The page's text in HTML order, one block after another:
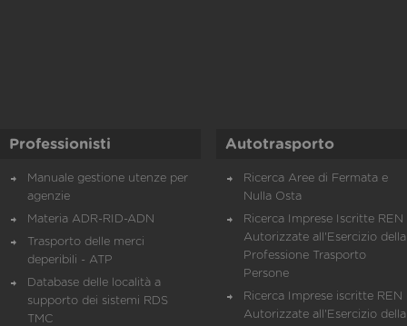
Professionisti
Manuale gestione utenze per
agenzie
Materia ADR-RID-ADN
Trasporto delle merci
deperibili - ATP
Database delle località a
supporto dei sistemi RDS
TMC
Autotrasporto
Ricerca Aree di Fermata e
Nulla Osta
Ricerca Imprese Iscritte REN
Autorizzate all'Esercizio della
Professione Trasporto
Persone
Ricerca Imprese iscritte REN
Autorizzate all'Esercizio della